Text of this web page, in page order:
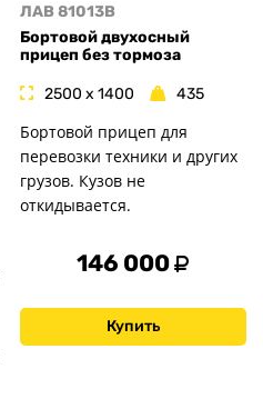
ЛАВ 81013B
Бортовой двухосный
прицеп без тормоза
2500 x 1400 435
Бортовой прицеп для
перевозки техники и других
грузов. Кузов не
откидывается.
146 000
Купить